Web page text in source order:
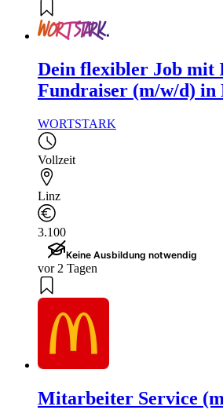
Dein flexibler Job mit
Fundraiser (m/w/d) in
WORTSTARK
Vollzeit
Linz
3.100
Keine Ausbildung notwendig
vor 2 Tagen
Mitarbeiter Service